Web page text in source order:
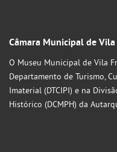
Câmara Municipal de
O Museu Municipal de Vila
Departamento de Turismo,
Imaterial (DTCIPI) e na
Histórico (DCMPH) da